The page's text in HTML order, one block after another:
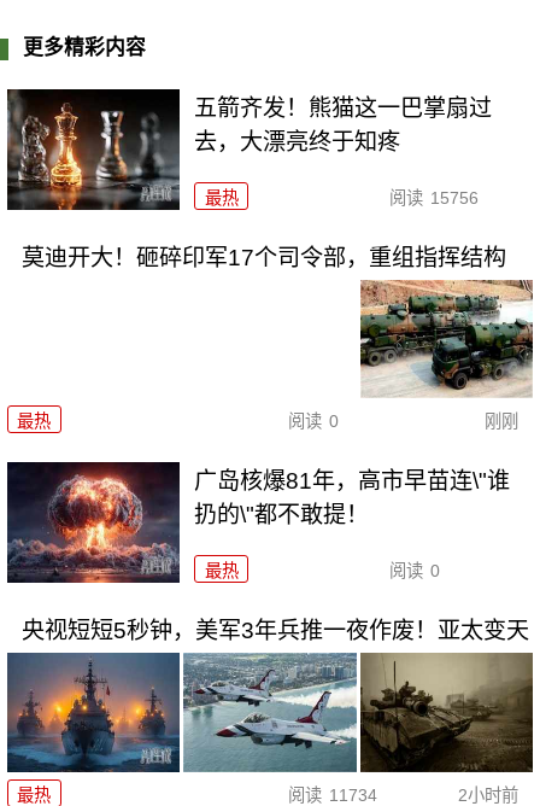
更多精彩内容
五箭齐发！熊猫这一巴掌扇过
去，大漂亮终于知疼
最热 阅读 15756
莫迪开大！砸碎印军17个司令部，重组指挥结构
最热 阅读 0 刚刚
广岛核爆81年，高市早苗连\"谁
扔的\"都不敢提！
最热 阅读 0
央视短短5秒钟，美军3年兵推一夜作废！亚太变天
最热 阅读 11734 2小时前